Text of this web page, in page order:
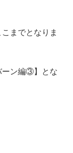
までとなりま
ーン編③】とな